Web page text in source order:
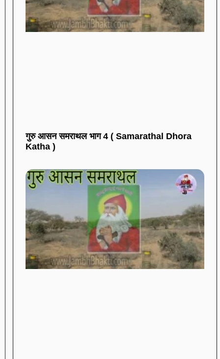
गुरु आसन समराथल भाग 4 ( Samarathal Dhora
Katha )